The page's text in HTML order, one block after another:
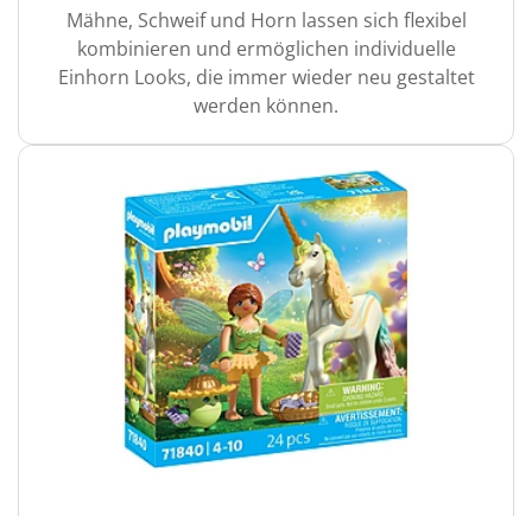
Mähne, Schweif und Horn lassen sich flexibel
kombinieren und ermöglichen individuelle
Einhorn Looks, die immer wieder neu gestaltet
werden können.